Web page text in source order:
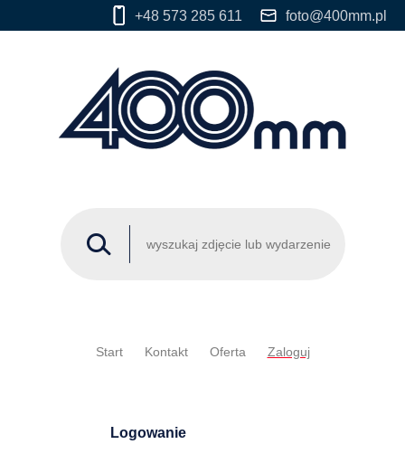
+48 573 285 611 foto@400mm.pl
Start Kontakt Oferta Zaloguj
Logowanie